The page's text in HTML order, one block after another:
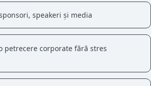
speakeri și media
petrecere corporate fără stres